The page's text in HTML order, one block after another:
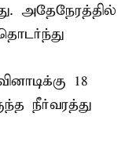
அதேநேரத்தில்
18
நீர்வரத்து